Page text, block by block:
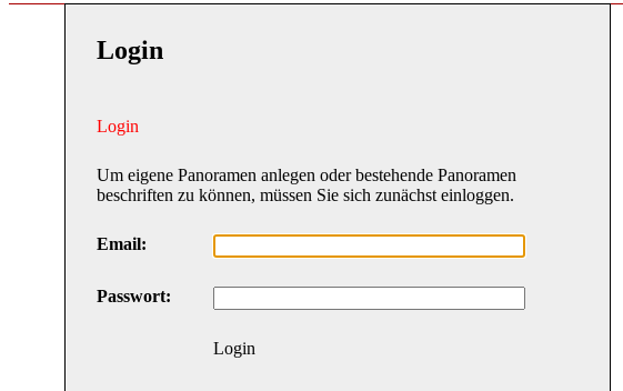
Login
Login
Um eigene Panoramen anlegen oder bestehende Panoramen
beschriften zu können, müssen Sie sich zunächst einloggen.
Email:
Passwort:
Login